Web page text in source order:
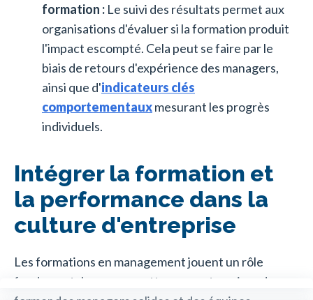
formation : Le suivi des résultats permet aux
organisations d'évaluer si la formation produit
l'impact escompté. Cela peut se faire par le
biais de retours d'expérience des managers,
ainsi que d'indicateurs clés
comportementauxmesurant les progrès
individuels.
Intégrer la formation et
la performance dans la
culture d'entreprise
Les formations en management jouent un rôle
fondamental pour permettre aux entreprises de